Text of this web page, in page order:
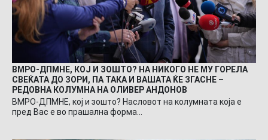
ВМРО-ДПМНЕ, КОЈ И ЗОШТО? НА НИКОГО НЕ МУ ГОРЕЛА
СВЕЌАТА ДО ЗОРИ, ПА ТАКА И ВАШАТА ЌЕ ЗГАСНЕ –
РЕДОВНА КОЛУМНА НА ОЛИВЕР АНДОНОВ
ВМРО-ДПМНЕ, кој и зошто? Насловот на колумната која е
пред Вас е во прашална форма…